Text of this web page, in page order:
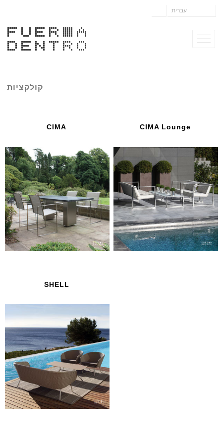
קולקציות
CIMA CIMA Lounge
SHELL
עברית